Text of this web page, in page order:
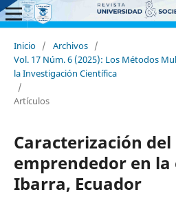
Inicio / Archivos /
Vol. 17 Núm. 6 (2025): Los Métodos
la Investigación Científica
/
Artículos
Caracterización
emprendedor en la
Ibarra, Ecuador